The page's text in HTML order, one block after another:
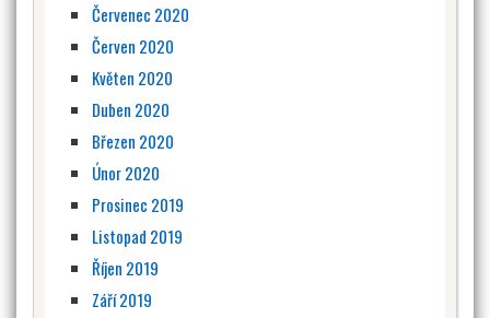
Červenec 2020
Červen 2020
Květen 2020
Duben 2020
Březen 2020
Únor 2020
Prosinec 2019
Listopad 2019
Říjen 2019
Září 2019